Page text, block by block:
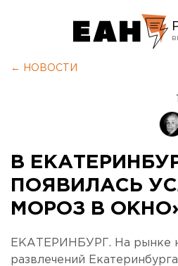
← НОВОСТИ
В
ПОЯВИЛАСЬ
МОРОЗ В
ЕКАТЕРИНБУРГ. На рынке
развлечений